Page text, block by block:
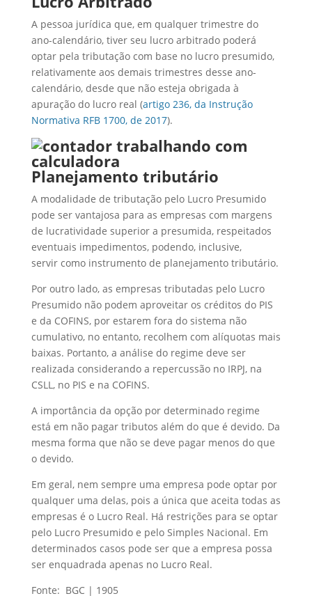
A pessoa jurídica que, em qualquer trimestre do
ano-calendário, tiver seu lucro arbitrado poderá
optar pela tributação com base no lucro presumido,
relativamente aos demais trimestres desse ano-
calendário, desde que não esteja obrigada à
apuração do lucro real (artigo 236, da Instrução
Normativa RFB 1700, de 2017).
Planejamento tributário
A modalidade de tributação pelo Lucro Presumido
pode ser vantajosa para as empresas com margens
de lucratividade superior a presumida, respeitados
eventuais impedimentos, podendo, inclusive,
servir como instrumento de planejamento tributário.
Por outro lado, as empresas tributadas pelo Lucro
Presumido não podem aproveitar os créditos do PIS
e da COFINS, por estarem fora do sistema não
cumulativo, no entanto, recolhem com alíquotas mais
baixas. Portanto, a análise do regime deve ser
realizada considerando a repercussão no IRPJ, na
CSLL, no PIS e na COFINS.
A importância da opção por determinado regime
está em não pagar tributos além do que é devido. Da
mesma forma que não se deve pagar menos do que
o devido.
Em geral, nem sempre uma empresa pode optar por
qualquer uma delas, pois a única que aceita todas as
empresas é o Lucro Real. Há restrições para se optar
pelo Lucro Presumido e pelo Simples Nacional. Em
determinados casos pode ser que a empresa possa
ser enquadrada apenas no Lucro Real.
Fonte: BGC | 1905